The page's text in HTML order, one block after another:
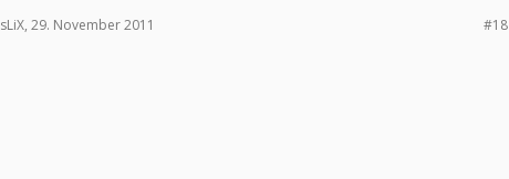
#18
sLiX, 29. November 2011